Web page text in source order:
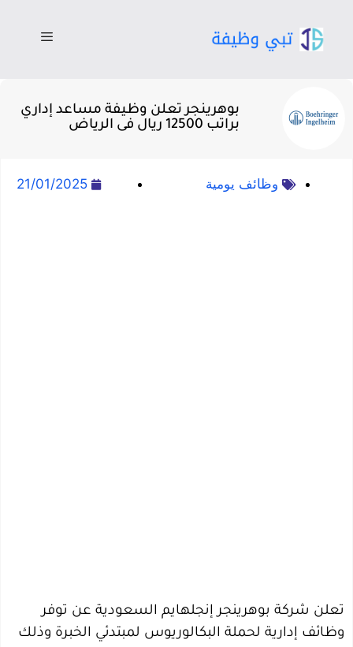
بوهرينجر تعلن وظيفة مساعد إداري
براتب 12500 ريال فى الرياض
وظائف يومية 21/01/2025
تعلن شركة بوهرينجر إنجلهايم السعودية عن توفر
وظائف إدارية لحملة البكالوريوس لمبتدئي الخبرة وذلك